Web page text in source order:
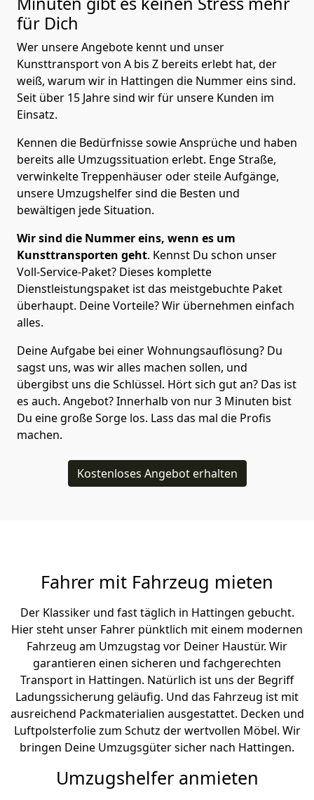
für Dich
Wer unsere Angebote kennt und unser
Kunsttransport von A bis Z bereits erlebt hat, der
weiß, warum wir in Hattingen die Nummer eins sind.
Seit über 15 Jahre sind wir für unsere Kunden im
Einsatz.
Kennen die Bedürfnisse sowie Ansprüche und haben
bereits alle Umzugssituation erlebt. Enge Straße,
verwinkelte Treppenhäuser oder steile Aufgänge,
unsere Umzugshelfer sind die Besten und
bewältigen jede Situation.
Wir sind die Nummer eins, wenn es um
Kunsttransporten geht. Kennst Du schon unser
Voll-Service-Paket? Dieses komplette
Dienstleistungspaket ist das meistgebuchte Paket
überhaupt. Deine Vorteile? Wir übernehmen einfach
alles.
Deine Aufgabe bei einer Wohnungsauflösung? Du
sagst uns, was wir alles machen sollen, und
übergibst uns die Schlüssel. Hört sich gut an? Das ist
es auch. Angebot? Innerhalb von nur 3 Minuten bist
Du eine große Sorge los. Lass das mal die Profis
machen.
Kostenloses Angebot erhalten
Fahrer mit Fahrzeug mieten
Der Klassiker und fast täglich in Hattingen gebucht.
Hier steht unser Fahrer pünktlich mit einem modernen
Fahrzeug am Umzugstag vor Deiner Haustür. Wir
garantieren einen sicheren und fachgerechten
Transport in Hattingen. Natürlich ist uns der Begriff
Ladungssicherung geläufig. Und das Fahrzeug ist mit
ausreichend Packmaterialien ausgestattet. Decken und
Luftpolsterfolie zum Schutz der wertvollen Möbel. Wir
bringen Deine Umzugsgüter sicher nach Hattingen.
Umzugshelfer anmieten